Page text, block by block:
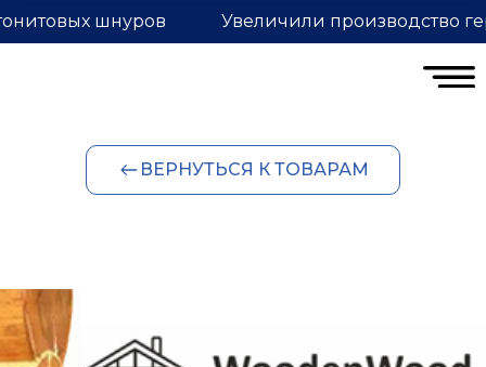
Увеличили производство
шнуров
ВЕРНУТЬСЯ К ТОВАРАМ